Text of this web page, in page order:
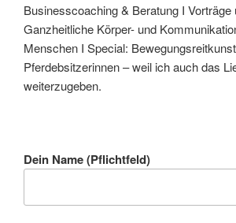
Businesscoaching & Beratung I Vorträge
Ganzheitliche Körper- und
Menschen I Special:
Pferdebsitzerinnen – weil ich auch das
weiterzugeben.
Dein Name (Pflichtfeld)